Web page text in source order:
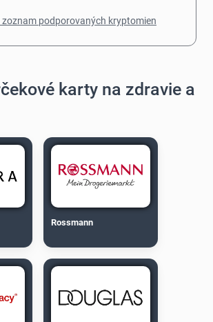
zoznam podporovaných kryptomien
karty na zdravie a
Rossmann